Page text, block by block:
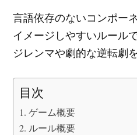
言語依存のないコンポー
イメージしやすいルール
ジレンマや劇的な逆転劇
目次
ゲーム概要
ルール概要